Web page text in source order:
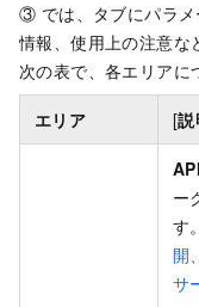
③ では、タブにパラメ
情報、使用上の注意な
次の表で、各エリアに
エリア [
ー
す
開
サ